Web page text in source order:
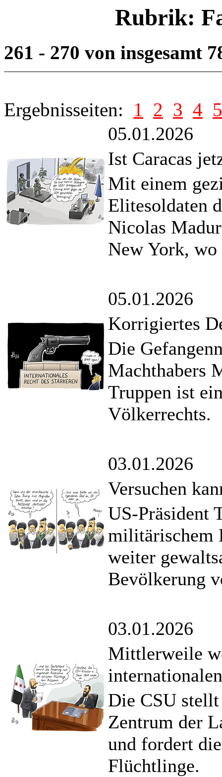
Rubrik:
261 - 270 von insgesamt
Ergebnisseiten: 1 2 3 4 5
05.01.2026
Ist Caracas
Mit einem
Elitesoldaten
Nicolas
New York,
05.01.2026
Korrigiertes
Die
Machthabers
Truppen ist
Völkerrechts.
03.01.2026
Versuchen
US-Präsident
militärischem
weiter
Bevölkerung
03.01.2026
Mittlerweile
Die CSU
Zentrum der
und fordert
Flüchtlinge.